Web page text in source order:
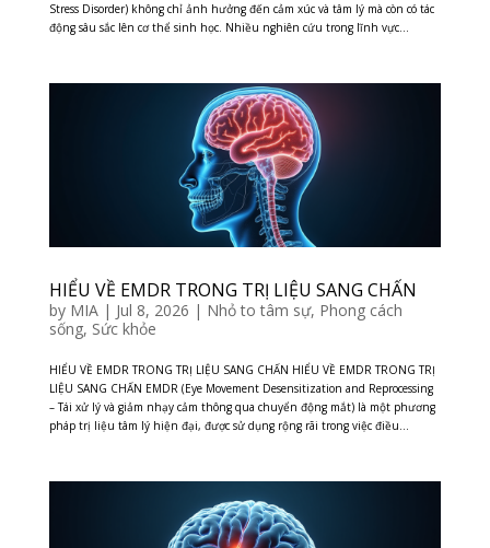
Stress Disorder) không chỉ ảnh hưởng đến cảm xúc và tâm lý mà còn có tác
động sâu sắc lên cơ thể sinh học. Nhiều nghiên cứu trong lĩnh vực...
HIỂU VỀ EMDR TRONG TRỊ LIỆU SANG CHẤN
by MIA| Jul 8, 2026 | Nhỏ to tâm sự, Phong cách
sống, Sức khỏe
HIỂU VỀ EMDR TRONG TRỊ LIỆU SANG CHẤN HIỂU VỀ EMDR TRONG TRỊ
LIỆU SANG CHẤN EMDR (Eye Movement Desensitization and Reprocessing
– Tái xử lý và giảm nhạy cảm thông qua chuyển động mắt) là một phương
pháp trị liệu tâm lý hiện đại, được sử dụng rộng rãi trong việc điều...